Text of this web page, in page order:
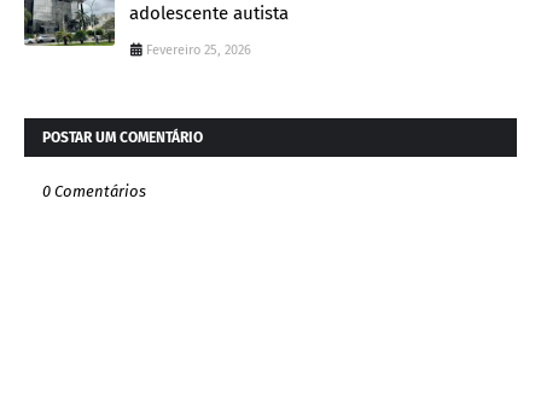
adolescente autista
Fevereiro 25, 2026
POSTAR UM COMENTÁRIO
0 Comentários